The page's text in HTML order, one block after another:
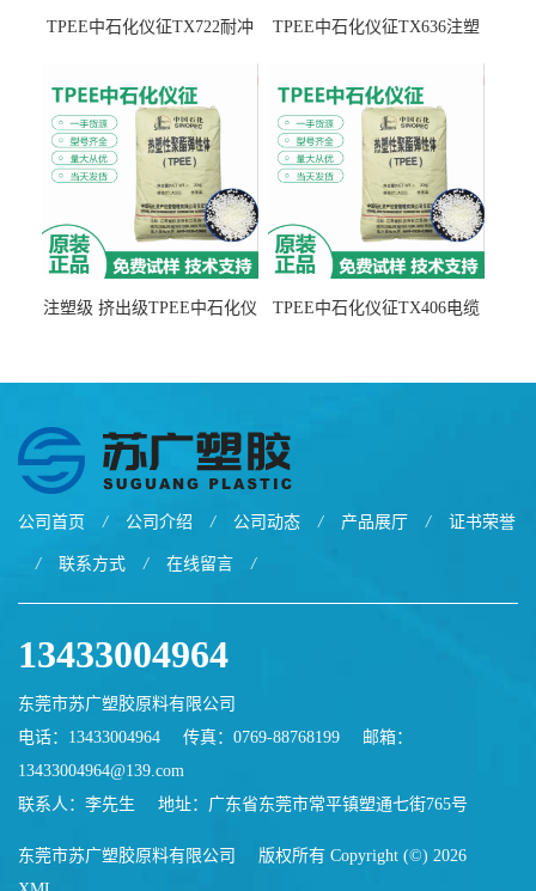
TPEE中石化仪征TX722耐冲
TPEE中石化仪征TX636注塑
注塑级 挤出级TPEE中石化仪
TPEE中石化仪征TX406电缆
公司首页 / 公司介绍 / 公司动态 / 产品展厅 / 证书荣誉
/ 联系方式 / 在线留言 /
13433004964
东莞市苏广塑胶原料有限公司
电话：13433004964
传真：0769-88768199
邮箱：
13433004964@139.com
联系人：李先生
地址：广东省东莞市常平镇塑通七街765号
东莞市苏广塑胶原料有限公司
版权所有 Copyright (©) 2026